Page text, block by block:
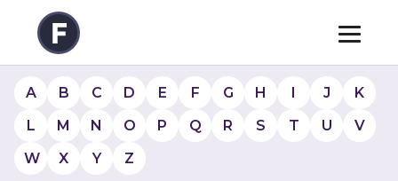
A B C D E F G H I J
K
L
M N O P Q R S T U
V
W
X Y Z